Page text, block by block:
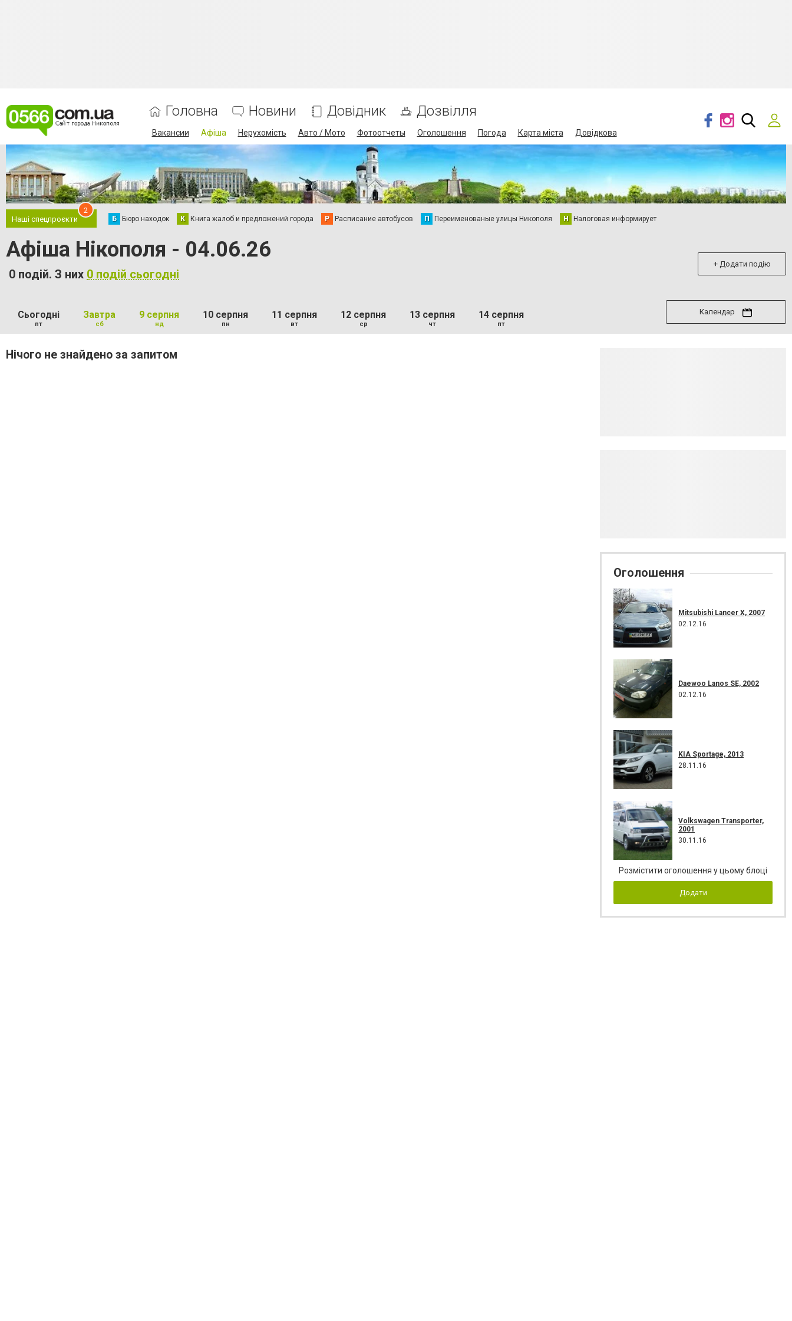
Головна Новини Довідник Дозвілля
Вакансии Афіша Нерухомість Авто / Мото Фотоотчеты Оголошення Погода Карта міста Довідкова
Наші спецпроєкти
2
Б Бюро находок К Книга жалоб и предложений города Р Расписание автобусов П Переименованые улицы Никополя Н Налоговая информирует
Афіша Нікополя - 04.06.26
0 подій. З них 0 подій сьогодні
+ Додати подію
Сьогодні
пт
Завтра
сб
9 серпня
нд
10 серпня
пн
11 серпня
вт
12 серпня
ср
13 серпня
чт
14 серпня
пт
Календар
Нічого не знайдено за запитом
Оголошення
Mitsubishi Lancer X, 2007
02.12.16
Daewoo Lanos SE, 2002
02.12.16
KIA Sportage, 2013
28.11.16
Volkswagen Transporter,
2001
30.11.16
Розмістити оголошення у цьому блоці
Додати